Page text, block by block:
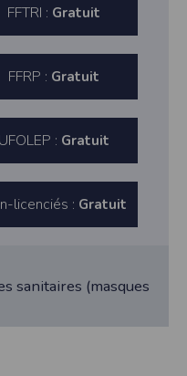
FFTRI : Gratuit
FFRP : Gratuit
UFOLEP : Gratuit
licenciés : Gratuit
sanitaires (masques